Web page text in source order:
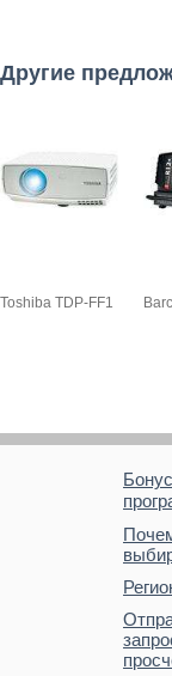
Другие
Toshiba TDP-FF1